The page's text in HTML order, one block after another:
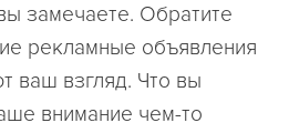
замечаете. Обратите
рекламные объявления
ваш взгляд. Что вы
внимание чем-то